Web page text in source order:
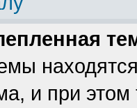
и при